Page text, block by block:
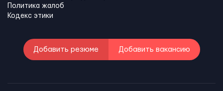
Политика жалоб
Кодекс этики
Добавить резюме Добавить вакансию